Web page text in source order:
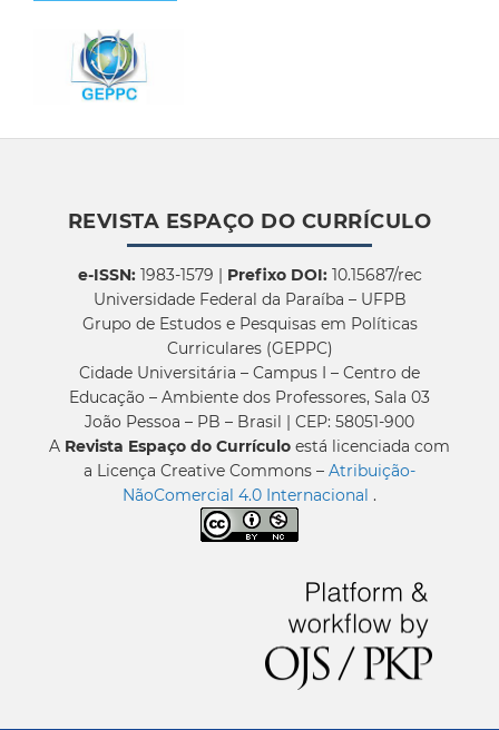
REVISTA ESPAÇO DO CURRÍCULO
e-ISSN:1983-1579 | Prefixo DOI:10.15687/rec
Universidade Federal da Paraíba – UFPB
Grupo de Estudos e Pesquisas em Políticas
Curriculares (GEPPC)
Cidade Universitária – Campus I – Centro de
Educação – Ambiente dos Professores, Sala 03
João Pessoa – PB – Brasil | CEP: 58051-900
A Revista Espaço do Currículo está licenciada com
a Licença Creative Commons – Atribuição-
NãoComercial 4.0 Internacional .